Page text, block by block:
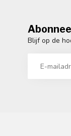
Blijf op de